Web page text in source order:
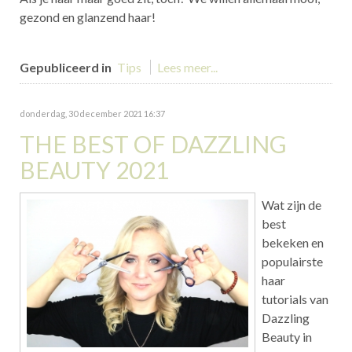
gezond en glanzend haar!
Gepubliceerd in Tips Lees meer...
donderdag, 30 december 2021 16:37
THE BEST OF DAZZLING
BEAUTY 2021
Wat zijn de
best
bekeken en
populairste
haar
tutorials van
Dazzling
Beauty in